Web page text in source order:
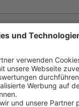
Stelle geeignet?